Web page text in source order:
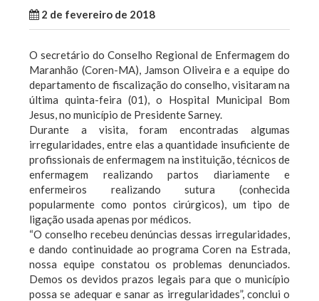
2 de fevereiro de 2018
O secretário do Conselho Regional de Enfermagem do
Maranhão (Coren-MA), Jamson Oliveira e a equipe do
departamento de fiscalização do conselho, visitaram na
última quinta-feira (01), o Hospital Municipal Bom
Jesus, no município de Presidente Sarney.
Durante a visita, foram encontradas algumas
irregularidades, entre elas a quantidade insuficiente de
profissionais de enfermagem na instituição, técnicos de
enfermagem realizando partos diariamente e
enfermeiros realizando sutura (conhecida
popularmente como pontos cirúrgicos), um tipo de
ligação usada apenas por médicos.
“O conselho recebeu denúncias dessas irregularidades,
e dando continuidade ao programa Coren na Estrada,
nossa equipe constatou os problemas denunciados.
Demos os devidos prazos legais para que o município
possa se adequar e sanar as irregularidades”, conclui o